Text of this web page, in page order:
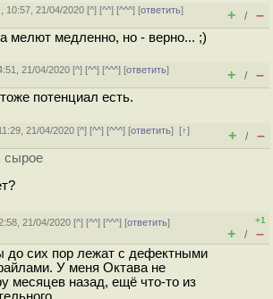
10:57, 21/04/2020 [^] [^^] [^^^] [ответить]
+ / –
мелют медленно, но - верно... ;)
21/04/2020 [^] [^^] [^^^] [ответить]
+ / –
потенциал есть.
21/04/2020 [^] [^^] [^^^] [ответить][↑]
+ / –
сырое
21/04/2020 [^] [^^] [^^^] [ответить]
+1
+ / –
до сих пор лежат с дефектными
У меня Октава не
месяцев назад, ещё что-то из